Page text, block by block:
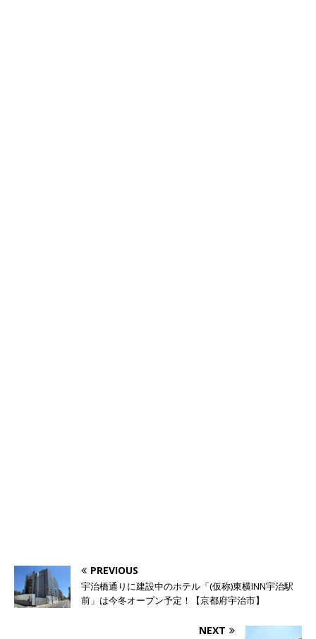
PREVIOUS
宇治橋通りに建設中のホテル「(仮称)東横INN宇治駅
前」は今冬オープン予定！【京都府宇治市】
NEXT